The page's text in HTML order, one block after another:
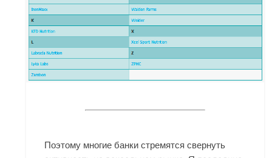
Поэтому многие банки стремятся свернуть